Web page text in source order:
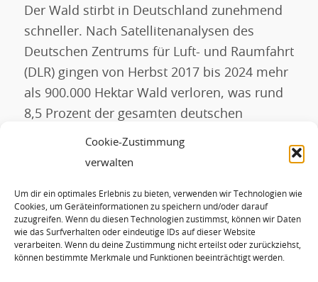
Cookie-Zustimmung
verwalten
Um dir ein optimales Erlebnis zu bieten, verwenden wir Technologien wie
Cookies, um Geräteinformationen zu speichern und/oder darauf
zuzugreifen. Wenn du diesen Technologien zustimmst, können wir Daten
wie das Surfverhalten oder eindeutige IDs auf dieser Website
verarbeiten. Wenn du deine Zustimmung nicht erteilst oder zurückziehst,
können bestimmte Merkmale und Funktionen beeinträchtigt werden.
Der Wald stirbt in Deutschland zunehmend
schneller. Nach Satellitenanalysen des
Deutschen Zentrums für Luft- und Raumfahrt
(DLR) gingen von Herbst 2017 bis 2024 mehr
als 900.000 Hektar Wald verloren, was rund
8,5 Prozent der gesamten deutschen
Waldfläche entspricht. Seit 2021 haben sich
die Verluste fast verdoppelt.
haben in unseren Wäldern deutliche Spuren
[…]